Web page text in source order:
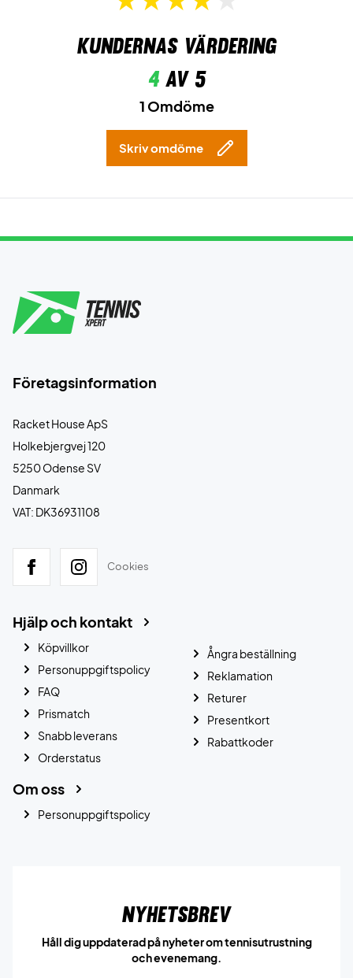
Kundernas värdering
4av 5
1 Omdöme
Skriv omdöme
Företagsinformation
Racket House ApS
Holkebjergvej 120
5250 Odense SV
Danmark
VAT: DK36931108
Cookies
Hjälp och kontakt
Köpvillkor
Personuppgiftspolicy
FAQ
Prismatch
Snabb leverans
Orderstatus
Ångra beställning
Reklamation
Returer
Presentkort
Rabattkoder
Om oss
Personuppgiftspolicy
Nyhetsbrev
Håll dig uppdaterad på nyheter om tennisutrustning
och evenemang.